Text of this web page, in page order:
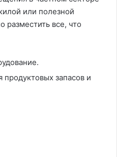
или полезной
все, что
продуктовых запасов и